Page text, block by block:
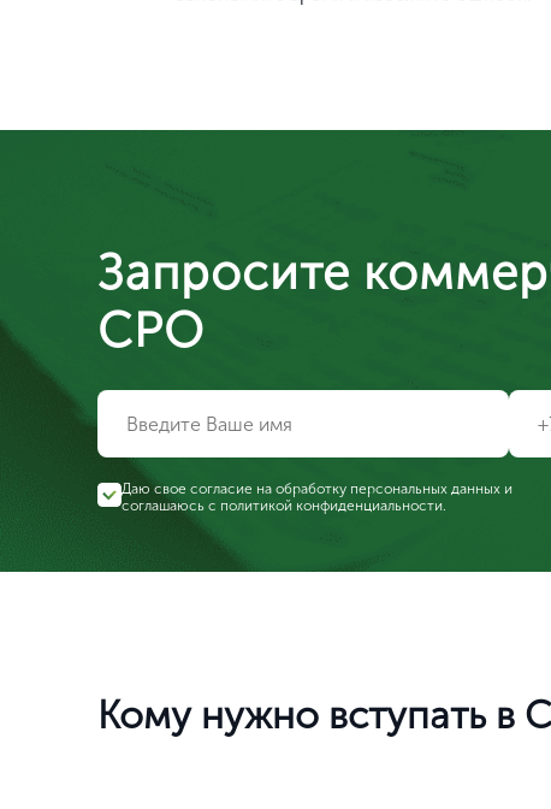
Запросите
СРО
Даю свое согласие на обработку персональных данных и
соглашаюсь с политикой конфиденциальности.
Кому нужно вступать в